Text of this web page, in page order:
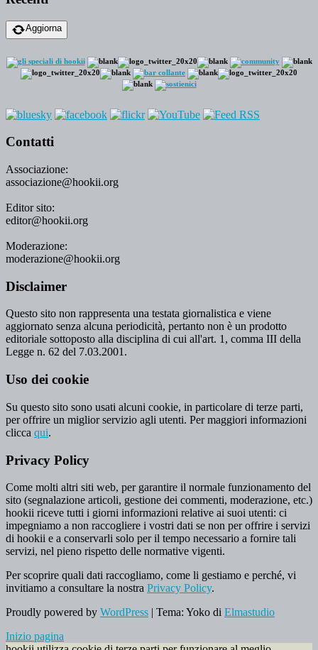
Aggiorna
Contatti
Associazione:
associazione@hookii.org
Editor sito:
editor@hookii.org
Moderazione:
moderazione@hookii.org
Disclaimer
Questo sito non rappresenta una testata giornalistica e viene
aggiornato senza alcuna periodicità, pertanto non è un prodotto
editoriale sottoposto alla disciplina di cui all'art. 1, comma III della
Legge n. 62 del 7.03.2001.
Uso dei cookie
Su questo sito sono usati alcuni cookie, in particolare di terze parti,
per offrire un miglior servizio agli utenti. Per maggiori informazioni
clicca qui.
Privacy Policy
Come molti altri siti web, per garantire il normale funzionamento del
sito (segnalazione articoli, gestione dei commenti, moderazione, etc.)
hookii riceve tutti i giorni informazioni relative ai suoi utenti: ci
impegniamo a non raccogliere i vostri dati se non per offrire i servizi
di hookii e a conservarli solo per il tempo necessario a fornire tali
servizi, nel pieno rispetto delle normative vigenti.
Per scoprire quali dati raccogliamo, come li gestiamo e perché, vi
invitiamo a consultare la nostra Privacy Policy.
Proudly powered by WordPress | Tema: Yoko di Elmastudio
Inizio pagina